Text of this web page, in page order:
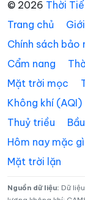
Xã Bình Đại
Xã Bình
Xã Cầu Kè
Xã Châu Hòa
Xã Châu
© 2026 Thời
Trang chủ
Chính sách bảo
Cẩm nang
Mặt trời mọc
Không khí (AQI)
Thuỷ triều
Hôm nay mặc gì
Mặt trời lặn
Nguồn dữ liệu: Dữ